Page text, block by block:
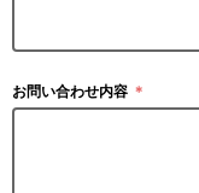
お問い合わせ内容 ＊